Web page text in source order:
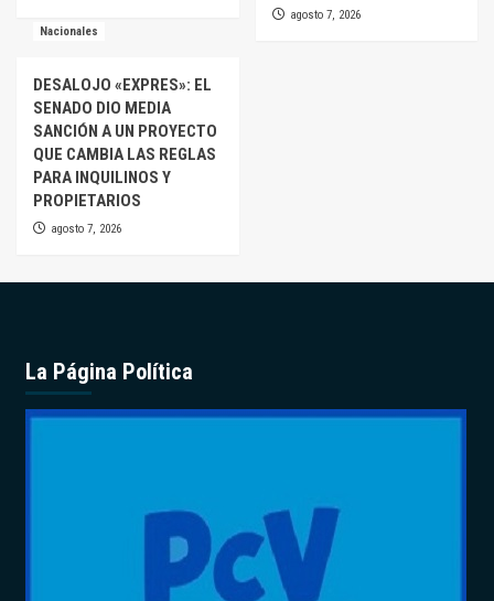
agosto 7, 2026
Nacionales
DESALOJO «EXPRES»: EL
SENADO DIO MEDIA
SANCIÓN A UN PROYECTO
QUE CAMBIA LAS REGLAS
PARA INQUILINOS Y
PROPIETARIOS
agosto 7, 2026
La Página Política